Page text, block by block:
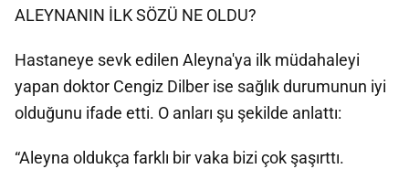
ALEYNANIN İLK SÖZÜ NE OLDU?
Hastaneye sevk edilen Aleyna'ya ilk müdahaleyi
yapan doktor Cengiz Dilber ise sağlık durumunun iyi
olduğunu ifade etti. O anları şu şekilde anlattı:
“Aleyna oldukça farklı bir vaka bizi çok şaşırttı.